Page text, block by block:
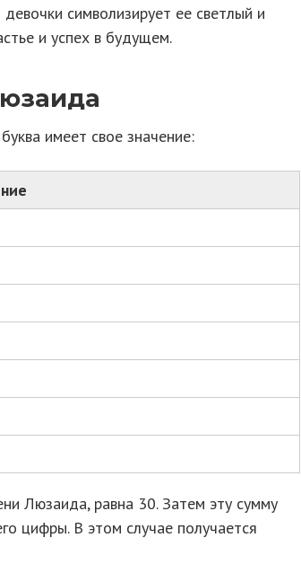
символизирует ее светлый и
и успех в будущем.
имеет свое значение:
Люзаида, равна 30. Затем эту сумму
цифры. В этом случае получается